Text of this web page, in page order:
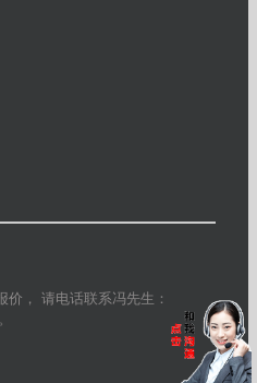
， 请电话联系冯先生：